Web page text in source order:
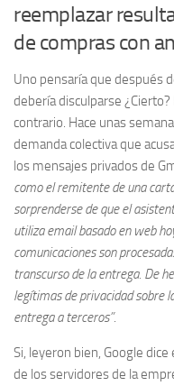
reemplazar
de compras con
Uno pensaría que después
debería disculparse
contrario. Hace unas
demanda colectiva que
los mensajes privados de
como el remitente de una
sorprenderse de que el
utiliza email basado en web
comunicaciones son
transcurso de la entrega. De
legítimas de privacidad sobre
entrega a terceros”.
Si, leyeron bien, Google
de los servidores de la